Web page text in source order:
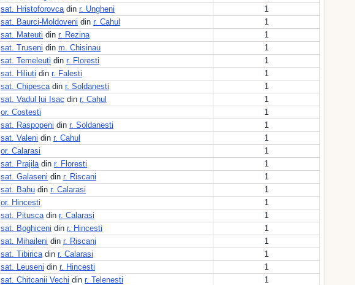
sat. Hristoforovcadin r. Ungheni
1
sat. Baurci-Moldoveni din r. Cahul
1
sat. Mateuti din r. Rezina
1
sat. Truseni din m. Chisinau
1
sat. Temeleuti din r. Floresti
1
sat. Hiliuti din r. Falesti
1
sat. Chipescadin r. Soldanesti
1
sat. Vadul lui Isac din r. Cahul
1
or. Costesti
1
sat. Raspopeni din r. Soldanesti
1
sat. Valeni din r. Cahul
1
or. Calarasi
1
sat. Prajiladin r. Floresti
1
sat. Galaseni din r. Riscani
1
sat. Bahu din r. Calarasi
1
or. Hincesti
1
sat. Pituscadin r. Calarasi
1
sat. Boghiceni din r. Hincesti
1
sat. Mihaileni din r. Riscani
1
sat. Tibiricadin r. Calarasi
1
sat. Leuseni din r. Hincesti
1
sat. Chitcanii Vechi din r. Telenesti
1